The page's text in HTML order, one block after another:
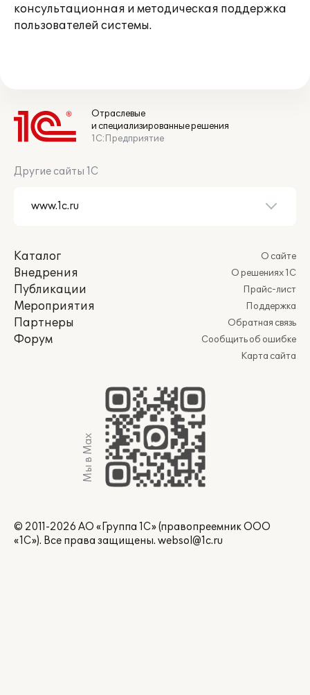
консультационная и методическая поддержка
пользователей системы.
Отраслевые
и специализированные решения
1С:Предприятие
Другие сайты 1С
Каталог
Внедрения
Публикации
Мероприятия
Партнеры
Форум
О сайте
О решениях 1С
Прайс-лист
Поддержка
Обратная связь
Сообщить об ошибке
Карта сайта
Мы в Max
© 2011-2026 АО «Группа 1С» (правопреемник ООО
«1С»). Все права защищены. websol@1c.ru